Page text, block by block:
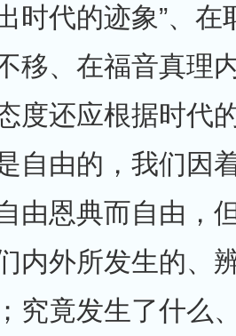
时代的迹象”、在
移、在福音真理
度还应根据时代
自由的，我们因
由恩典而自由，
内外所发生的、
究竟发生了什么